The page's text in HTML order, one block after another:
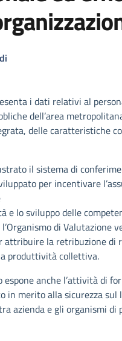
i dati relativi al
dell’area
delle caratteristiche
il sistema di
per incentivare
e lo sviluppo delle
di Valutazione
attribuire la retribuzione di
produttività collettiva.
espone anche l’attività di
in merito alla sicurezza sul
azienda e gli organismi di